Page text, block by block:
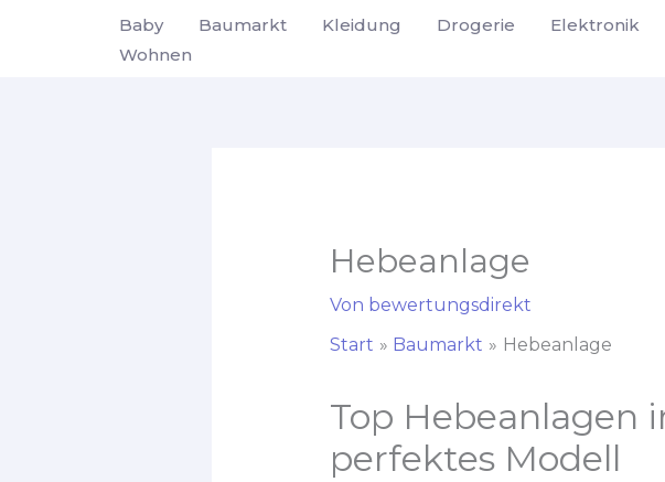
Baby Baumarkt Kleidung Drogerie Elektronik
Wohnen
Hebeanlage
Von bewertungsdirekt
Start
Baumarkt Hebeanlage
Top Hebeanlagen
perfektes Modell